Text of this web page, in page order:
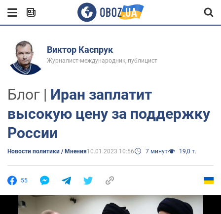
Виктор Каспрук
Журналист-международник, публицист
Блог | Иран заплатит
высокую цену за поддержку
России
Новости политики / Мнения10.01.2023 10:56 7 минут 19,0 т.
55